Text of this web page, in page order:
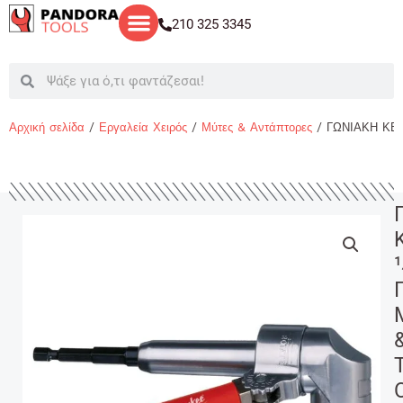
Μετάβαση
στο
210 325 3345
SearchSearch
Αρχική σελίδα / Εργαλεία Χειρός / Μύτες & Αντάπτορες / ΓΩΝΙΑΚΗ